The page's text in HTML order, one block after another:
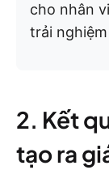
cho nhân
trải
2. Kết
tạo ra